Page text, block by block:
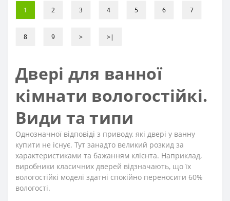
1 2 3 4 5 6 7
8 9 > >|
Двері для ванної
кімнати вологостійкі.
Види та типи
Однозначної відповіді з приводу, які двері у ванну
купити не існує. Тут занадто великий розкид за
характеристиками та бажанням клієнта. Наприклад,
виробники класичних дверей відзначають, що їх
вологостійкі моделі здатні спокійно переносити 60%
вологості.